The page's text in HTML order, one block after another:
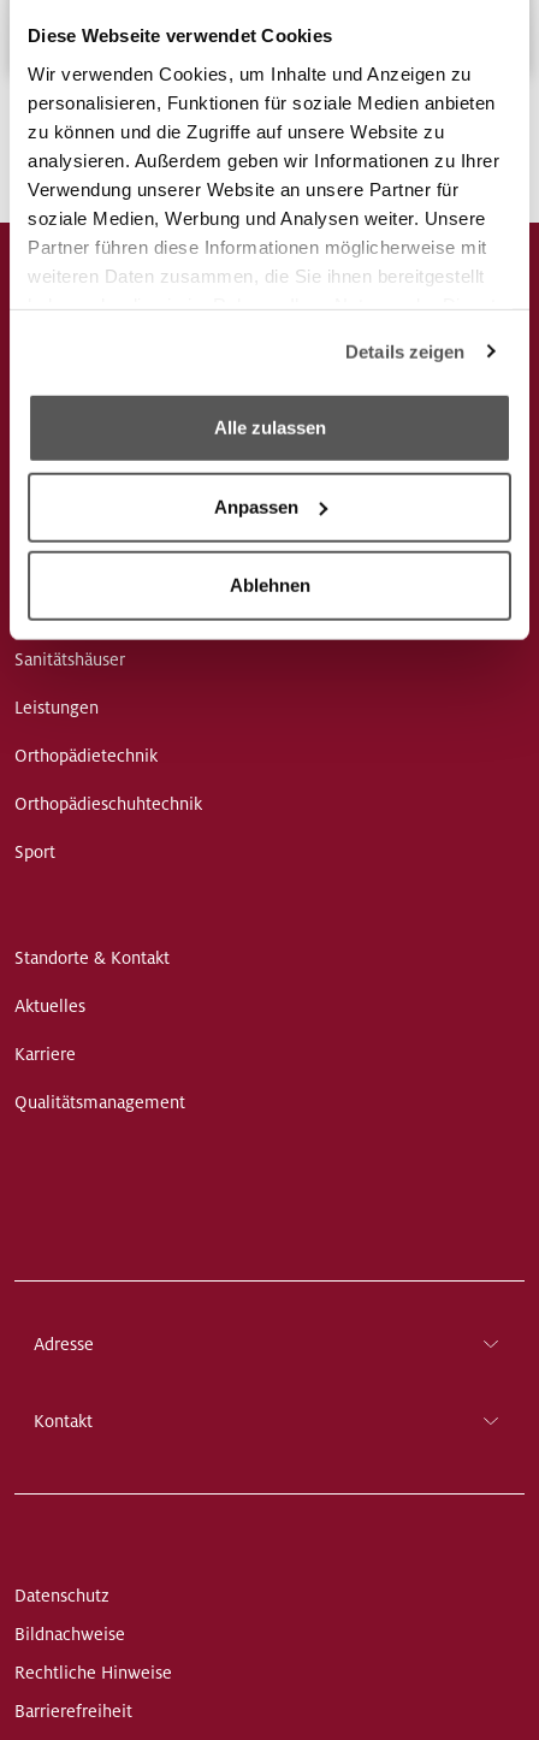
Diese Webseite verwendet Cookies
Wir verwenden Cookies, um Inhalte und Anzeigen zu
personalisieren, Funktionen für soziale Medien anbieten
zu können und die Zugriffe auf unsere Website zu
analysieren. Außerdem geben wir Informationen zu Ihrer
Verwendung unserer Website an unsere Partner für
soziale Medien, Werbung und Analysen weiter. Unsere
Partner führen diese Informationen möglicherweise mit
weiteren Daten zusammen, die Sie ihnen bereitgestellt
We work with6 third partieswho may receive and
process your information.
Details zeigen
Alle zulassen
Anpassen
Ablehnen
Winterschuhe
Sanitätshäuser
Leistungen
Orthopädietechnik
Orthopädieschuhtechnik
Sport
Standorte & Kontakt
Aktuelles
Karriere
Qualitätsmanagement
Adresse
Kontakt
Datenschutz
Bildnachweise
Rechtliche Hinweise
Barrierefreiheit